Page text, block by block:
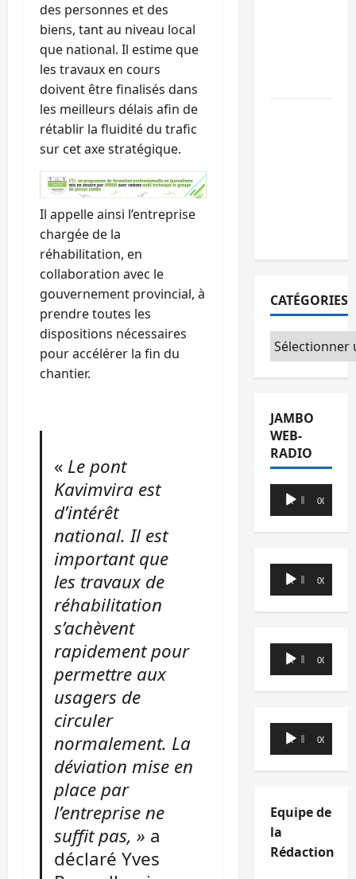
des personnes et des
biens, tant au niveau local
que national. Il estime que
les travaux en cours
doivent être finalisés dans
les meilleurs délais afin de
rétablir la fluidité du trafic
sur cet axe stratégique.
Il appelle ainsi l’entreprise
chargée de la
réhabilitation, en
collaboration avec le
gouvernement provincial, à
prendre toutes les
dispositions nécessaires
pour accélérer la fin du
chantier.
« Le pont
Kavimvira est
d’intérêt
national. Il est
important que
les travaux de
réhabilitation
s’achèvent
rapidement pour
permettre aux
usagers de
circuler
normalement. La
déviation mise en
place par
l’entreprise ne
suffit pas, » a
déclaré Yves
CATÉGORIES
Catégories
JAMBO
WEB-
RADIO
Lecteur
audio
00:00 00:00
Lecteur
audio
00:00 00:00
Lecteur
audio
00:00 00:00
Lecteur
audio
00:00 00:00
Equipe de
la
Rédaction